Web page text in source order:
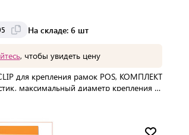
На складе: 6 шт
, чтобы увидеть цену
для крепления рамок POS, КОМПЛЕКТ
максимальный диаметр крепления 8